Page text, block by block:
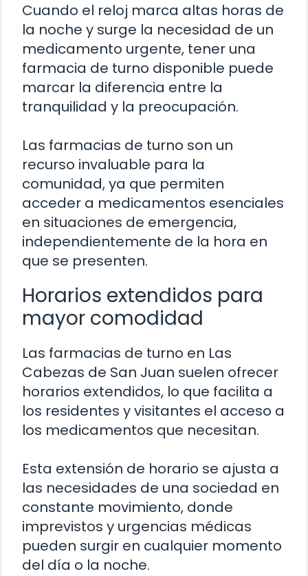
Cuando el reloj marca altas horas de
la noche y surge la necesidad de un
medicamento urgente, tener una
farmacia de turno disponible puede
marcar la diferencia entre la
tranquilidad y la preocupación.
Las farmacias de turno son un
recurso invaluable para la
comunidad, ya que permiten
acceder a medicamentos esenciales
en situaciones de emergencia,
independientemente de la hora en
que se presenten.
Horarios extendidos para
mayor comodidad
Las farmacias de turno en Las
Cabezas de San Juan suelen ofrecer
horarios extendidos, lo que facilita a
los residentes y visitantes el acceso a
los medicamentos que necesitan.
Esta extensión de horario se ajusta a
las necesidades de una sociedad en
constante movimiento, donde
imprevistos y urgencias médicas
pueden surgir en cualquier momento
del día o la noche.